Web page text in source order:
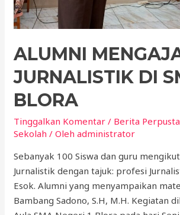
ALUMNI
JURNALISTIK DI
BLORA
Tinggalkan Komentar / Berita
Sekolah / Olehadministrator
Sebanyak 100 Siswa dan guru
Jurnalistik dengan tajuk: profesi
Esok. Alumni yang menyampaikan
Bambang Sadono, S.H, M.H. Kegiatan